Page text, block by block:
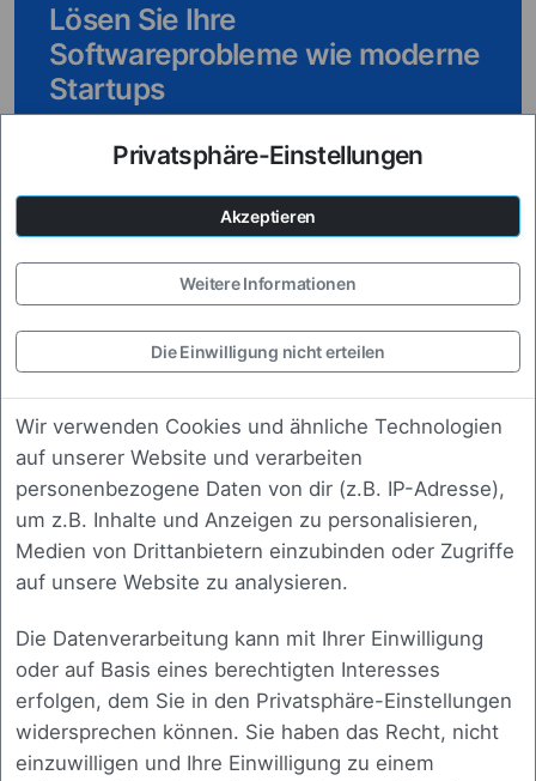
Lösen Sie Ihre
Softwareprobleme wie moderne
Startups
Projektmanagement
Wie Sie Ihre Softwareidee für
Ihre Kollegen greifbar machen
mit einem Proof of Concept
Zurück 1
Privatsphäre-Einstellungen
Akzeptieren
Weitere Informationen
Die Einwilligung nicht erteilen
Wir verwenden Cookies und ähnliche Technologien
auf unserer Website und verarbeiten
personenbezogene Daten von dir (z.B. IP-Adresse),
um z.B. Inhalte und Anzeigen zu personalisieren,
Medien von Drittanbietern einzubinden oder Zugriffe
auf unsere Website zu analysieren.
Die Datenverarbeitung kann mit Ihrer Einwilligung
oder auf Basis eines berechtigten Interesses
erfolgen, dem Sie in den Privatsphäre-Einstellungen
widersprechen können. Sie haben das Recht, nicht
einzuwilligen und Ihre Einwilligung zu einem